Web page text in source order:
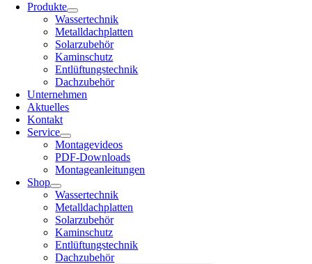
Produkte
Wassertechnik
Metalldachplatten
Solarzubehör
Kaminschutz
Entlüftungstechnik
Dachzubehör
Unternehmen
Aktuelles
Kontakt
Service
Montagevideos
PDF-Downloads
Montageanleitungen
Shop
Wassertechnik
Metalldachplatten
Solarzubehör
Kaminschutz
Entlüftungstechnik
Dachzubehör